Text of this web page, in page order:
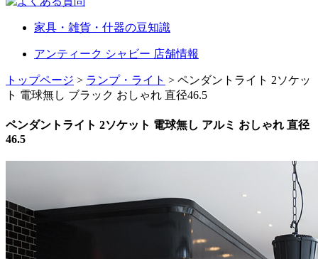
家具・雑貨・什器の豆知識
アンティーク シャビー 店舗情報
トップページ > ランプ・ライト > ペンダントライト 2ソケッ
ト 電球無し ブラック おしゃれ 直径46.5
ペンダントライト 2ソケット 電球無し アルミ おしゃれ 直径
46.5